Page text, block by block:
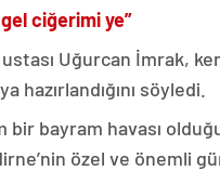
gel ciğerimi ye”
Uğurcan İmrak,
hazırlandığını söyledi.
bir bayram havası
özel ve önemli